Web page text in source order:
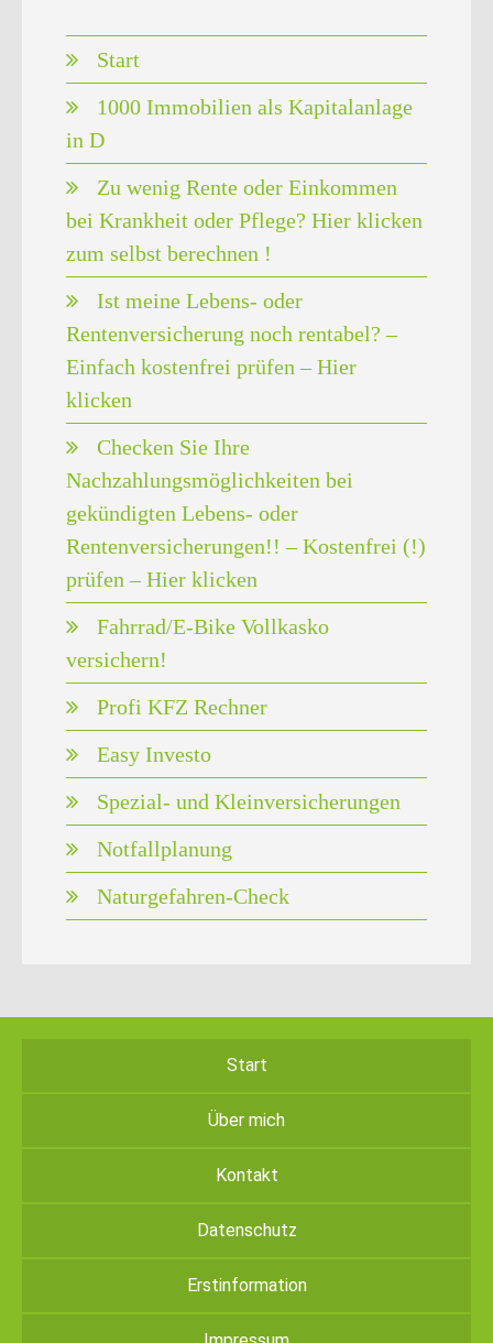
Start
1000 Immobilien als Kapitalanlage
in D
Zu wenig Rente oder Einkommen
bei Krankheit oder Pflege? Hier klicken
zum selbst berechnen !
Ist meine Lebens- oder
Rentenversicherung noch rentabel? –
Einfach kostenfrei prüfen – Hier
klicken
Checken Sie Ihre
Nachzahlungsmöglichkeiten bei
gekündigten Lebens- oder
Rentenversicherungen!! – Kostenfrei (!)
prüfen – Hier klicken
Fahrrad/E-Bike Vollkasko
versichern!
Profi KFZ Rechner
Easy Investo
Spezial- und Kleinversicherungen
Notfallplanung
Naturgefahren-Check
Start
Über mich
Kontakt
Datenschutz
Erstinformation